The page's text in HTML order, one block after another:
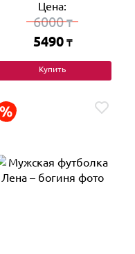
Цена:
6000₸
5490 ₸
Купить